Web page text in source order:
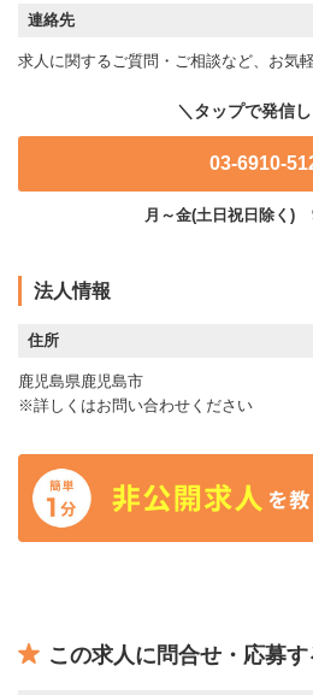
連絡先
求人に関するご質問・ご相談など、お気
03-6910-
月～金(土日祝日除く)
法人情報
住所
鹿児島県鹿児島市
※詳しくはお問い合わせください
この求人に問合せ・応募す